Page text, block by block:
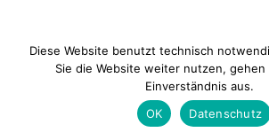
Kontakt
Diese Website benutzt technisch
Sie die Website weiter nutzen, gehen
Einverständnis aus.
OK
Datenschutz